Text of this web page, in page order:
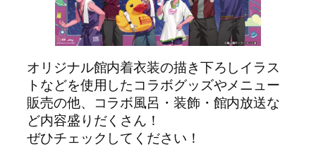
オリジナル館内着衣装の描き下ろしイラス
トなどを使用したコラボグッズやメニュー
販売の他、コラボ風呂・装飾・館内放送な
ど内容盛りだくさん！
ぜひチェックしてください！